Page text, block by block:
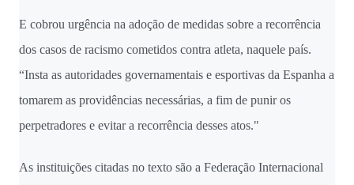
E cobrou urgência na adoção de medidas sobre a recorrência
dos casos de racismo cometidos contra atleta, naquele país.
“Insta as autoridades governamentais e esportivas da Espanha a
tomarem as providências necessárias, a fim de punir os
perpetradores e evitar a recorrência desses atos."
As instituições citadas no texto são a Federação Internacional